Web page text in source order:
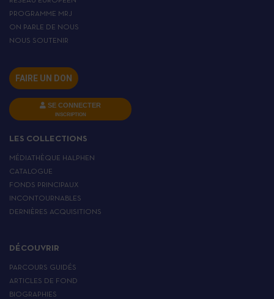
PROGRAMME MRJ
ON PARLE DE NOUS
NOUS SOUTENIR
FAIRE UN DON
SE CONNECTER
INSCRIPTION
LES COLLECTIONS
MÉDIATHÈQUE HALPHEN
CATALOGUE
FONDS PRINCIPAUX
INCONTOURNABLES
DERNIÈRES ACQUISITIONS
DÉCOUVRIR
PARCOURS GUIDÉS
ARTICLES DE FOND
BIOGRAPHIES